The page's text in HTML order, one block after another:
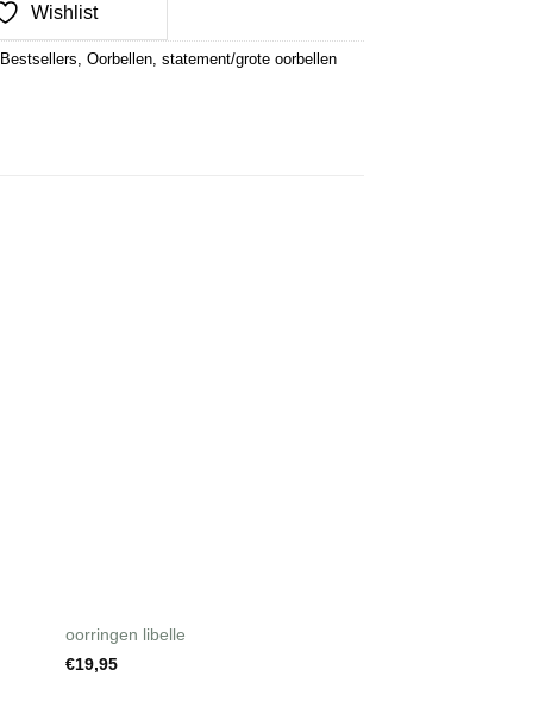
Wishlist
Bestsellers Oorbellen statement/grote oorbellen
oorringen libelle
€19,95